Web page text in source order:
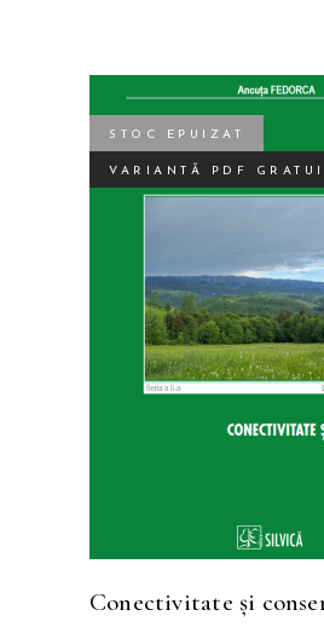
STOC EPUIZAT
VARIANTĂ PDF
SELECTEAZĂ
Conectivitate și